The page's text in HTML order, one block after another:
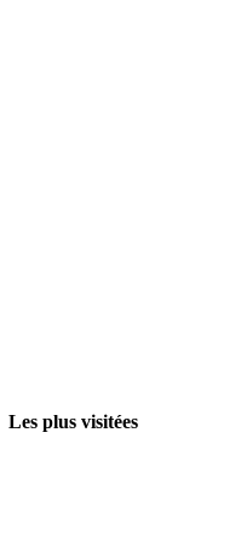
Les plus visitées